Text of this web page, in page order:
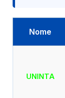
Nome
UNINTA